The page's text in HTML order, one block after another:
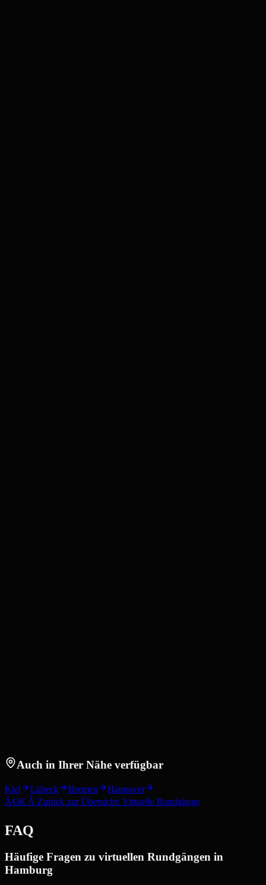
Auch in Ihrer Nähe verfügbar
Kiel Lübeck Bremen
Hannover
Ã¢â€ Â Zurück zur Übersicht: Virtuelle Rundgänge
FAQ
Häufige Fragen zu virtuellen Rundgängen in
Hamburg